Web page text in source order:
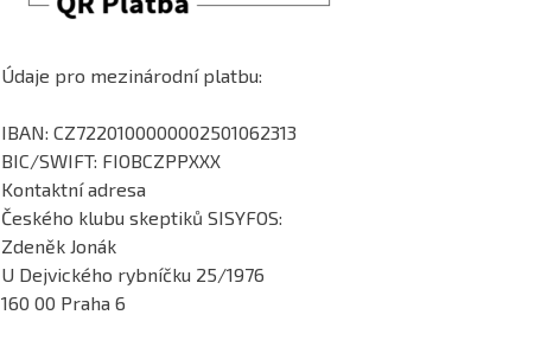
Údaje pro mezinárodní platbu:
IBAN: CZ7220100000002501062313
BIC/SWIFT: FIOBCZPPXXX
Kontaktní adresa
Českého klubu skeptiků SISYFOS:
Zdeněk Jonák
U Dejvického rybníčku 25/1976
160 00 Praha 6